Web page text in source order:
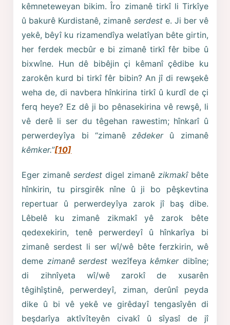
kêmneteweyan bikim. Îro zimanê tirkî li Tirkîye
û bakurê Kurdistanê, zimanê serdeste. Ji ber vê
yekê, bêyî ku rizamendîya welatîyan bête girtin,
her ferdek mecbûr e bi zimanê tirkî fêr bibe û
bixwîne. Hun dê bibêjin çi kêmanî çêdibe ku
zarokên kurd bi tirkî fêr bibin? An jî di rewşekê
weha de, di navbera hînkirina tirkî û kurdî de çi
ferq heye? Ez dê ji bo pênasekirina vê rewşê, li
vê derê li ser du têgehan rawestim; hînkarî û
perwerdeyîya bi “zimanêzêdekerû zimanê
kêmker.”[10]
Eger zimanêserdest digel zimanê zikmakîbête
hînkirin, tu pirsgirêk nîne û ji bo pêşkevtina
repertuar û perwerdeyîya zarok jî baş dibe.
Lêbelê ku zimanê zikmakî yê zarok bête
qedexekirin, tenê perwerdeyî û hînkarîya bi
zimanê serdest li ser wî/wê bête ferzkirin, wê
deme zimanê serdest wezîfeyakêmkerdibîne;
di zihnîyeta wî/wê zarokî de xusarên
têgihîştinê, perwerdeyî, ziman, derûnî peyda
dike û bi vê yekê ve girêdayî tengasîyên di
beşdarîya aktîvîteyên civakî û sîyasî de jî